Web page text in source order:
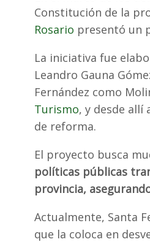
Constitución de la
Rosario presentó un
La iniciativa fue
Leandro Gauna
Fernández como
Turismo, y desde
de reforma.
El proyecto busca
políticas públicas
provincia,
Actualmente, Santa
que la coloca en